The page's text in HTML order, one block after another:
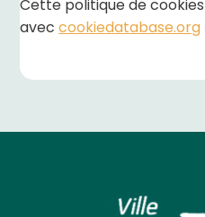
Cette politique de
aveccookiedatabase.org